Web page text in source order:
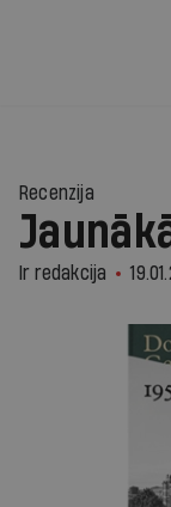
Recenzija
Ir redakcija